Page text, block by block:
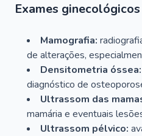
Exames
Mamografia:
de alterações,
Densitometria óssea:
diagnóstico de
Ultrassom das
mamária e eventuais
Ultrassom pélvico: